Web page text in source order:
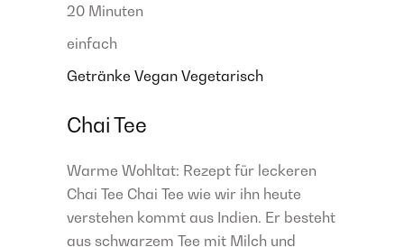
20 Minuten
einfach
Getränke Vegan Vegetarisch
Chai Tee
Warme Wohltat: Rezept für leckeren
Chai Tee Chai Tee wie wir ihn heute
verstehen kommt aus Indien. Er besteht
aus schwarzem Tee mit Milch und